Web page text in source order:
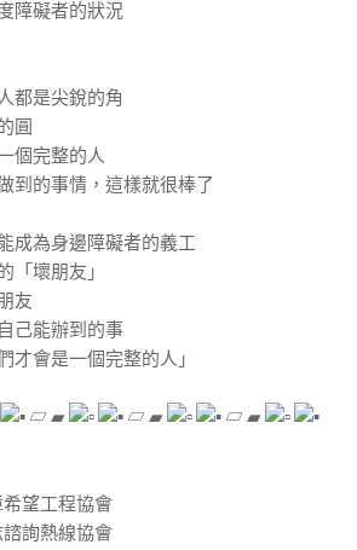
障礙者的狀況
都是尖銳的角
圓
個完整的人
到的事情，這樣就很棒了
成為身邊障礙者的義工
「壞朋友」
友
己能辦到的事
才會是一個完整的人」
▱ ▰ ▱ ▰
▱ ▰
程協會
線協會